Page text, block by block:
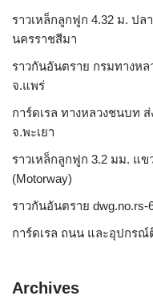
ราวเหล็กลูกฟูก 4.32 ม. ปล
นครราชสีมา
ราวกันอันตราย กรมทางหล
จ.แพร่
การ์ดเรล ทางหลวงชนบท
จ.พะเยา
ราวเหล็กลูกฟูก 3.2 มม. แข
(Motorway)
ราวกันอันตราย
การ์ดเรล ถนน และอุปกรณ์
Archives